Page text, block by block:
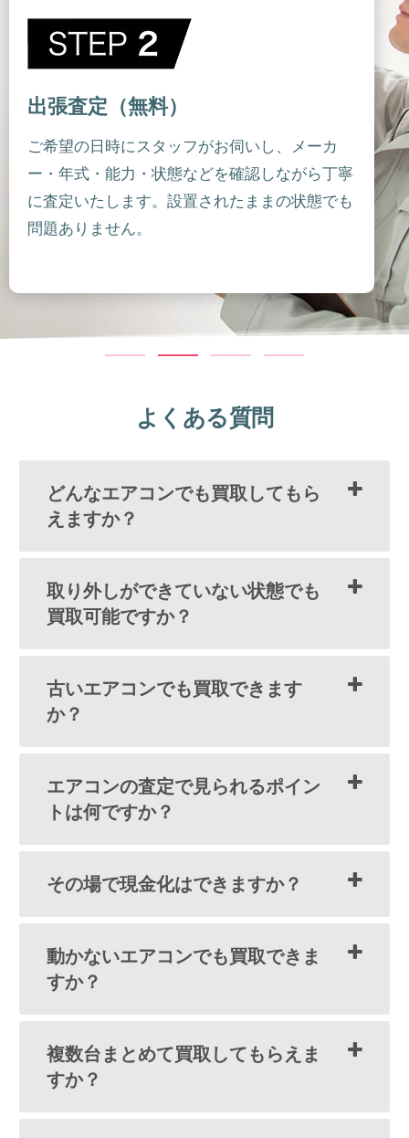
出張査定（無料）
ご希望の日時にスタッフがお伺いし、メーカ
ー・年式・能力・状態などを確認しながら丁寧
に査定いたします。設置されたままの状態でも
問題ありません。
よくある質問
どんなエアコンでも買取してもら
えますか？
取り外しができていない状態でも
買取可能ですか？
古いエアコンでも買取できます
か？
エアコンの査定で見られるポイン
トは何ですか？
その場で現金化はできますか？
動かないエアコンでも買取できま
すか？
複数台まとめて買取してもらえま
すか？